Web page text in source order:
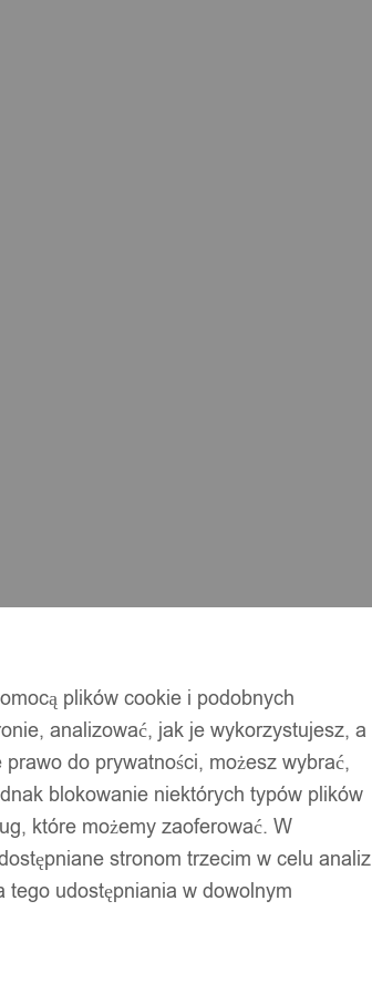
plików cookie i podobnych
analizować, jak je wykorzystujesz, a
do prywatności, możesz wybrać,
blokowanie niektórych typów plików
które możemy zaoferować. W
stronom trzecim w celu analiz
tego udostępniania w dowolnym